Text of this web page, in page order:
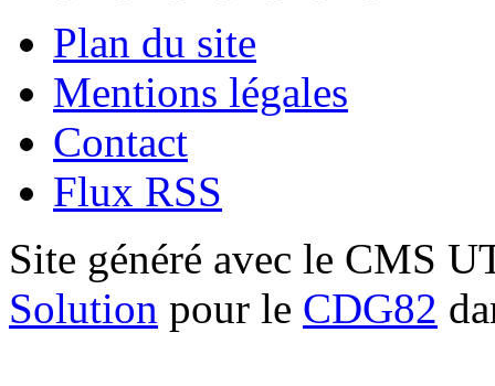
Plan du site
Mentions légales
Contact
Flux RSS
Site généré avec le CMS
Solution pour le CDG82